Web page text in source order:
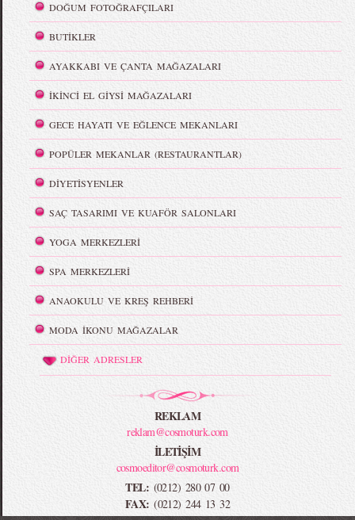
DOĞUM FOTOĞRAFÇILARI
BUTİKLER
AYAKKABI VE ÇANTA MAĞAZALARI
İKİNCİ EL GİYSİ MAĞAZALARI
GECE HAYATI VE EĞLENCE MEKANLARI
POPÜLER MEKANLAR (RESTAURANTLAR)
DİYETİSYENLER
SAÇ TASARIMI VE KUAFÖR SALONLARI
YOGA MERKEZLERİ
SPA MERKEZLERİ
ANAOKULU VE KREŞ REHBERİ
MODA İKONU MAĞAZALAR
DİĞER ADRESLER
REKLAM
reklam@cosmoturk.com
İLETİŞİM
cosmoeditor@cosmoturk.com
TEL: (0212) 280 07 00
FAX: (0212) 244 13 32